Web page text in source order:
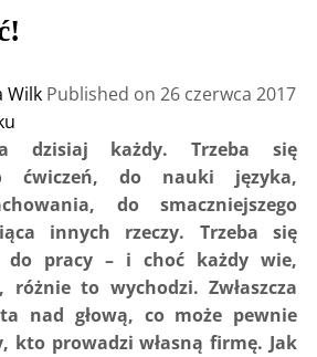
Wilk Published on 26 czerwca 2017
dzisiaj każdy. Trzeba się
ćwiczeń, do nauki języka,
do smaczniejszego
innych rzeczy. Trzeba się
do pracy – i choć każdy wie,
to wychodzi. Zwłaszcza
nad głową, co może pewnie
kto prowadzi własną firmę. Jak